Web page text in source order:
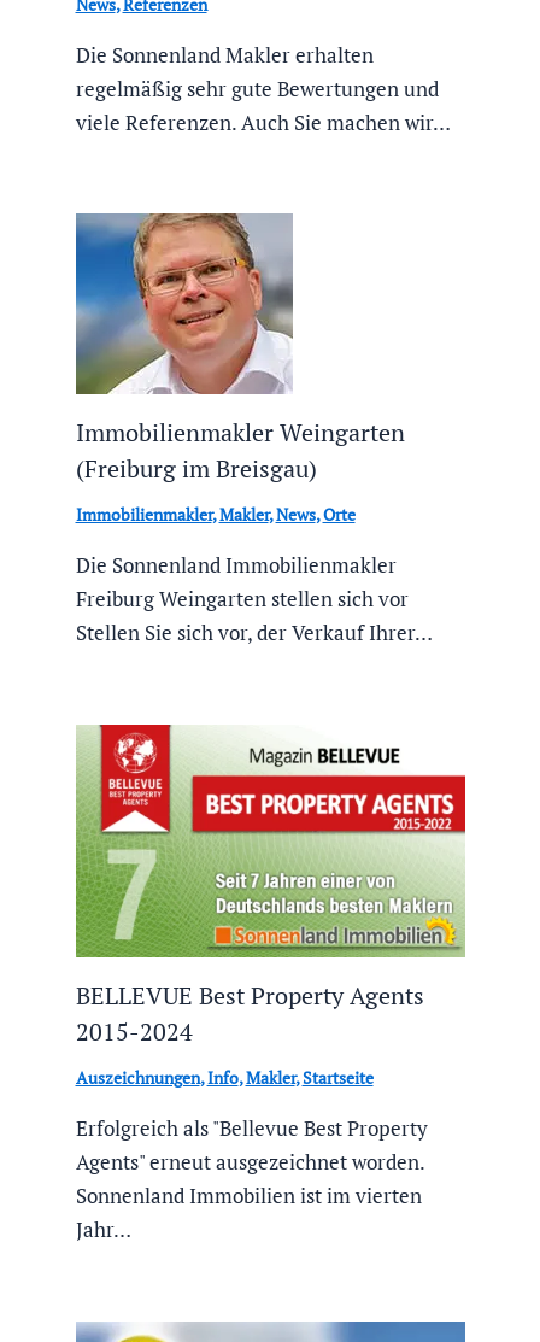
Die Sonnenland Makler erhalten
regelmäßig sehr gute Bewertungen und
viele Referenzen. Auch Sie machen wir…
Immobilienmakler Weingarten
(Freiburg im Breisgau)
Immobilienmakler,Makler,News,Orte
Die Sonnenland Immobilienmakler
Freiburg Weingarten stellen sich vor
Stellen Sie sich vor, der Verkauf Ihrer…
BELLEVUE Best Property Agents
2015-2024
Auszeichnungen,Info,Makler,Startseite
Erfolgreich als "Bellevue Best Property
Agents" erneut ausgezeichnet worden.
Sonnenland Immobilien ist im vierten
Jahr…